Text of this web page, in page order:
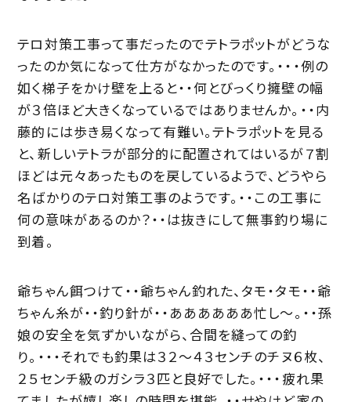
テロ対策工事って事だったのでテトラポットがどうな
ったのか気になって仕方がなかったのです。・・・例の
如く梯子をかけ壁を上ると・・何とびっくり擁壁の幅
が３倍ほど大きくなっているではありませんか。・・内
藤的には歩き易くなって有難い。テトラポットを見る
と、新しいテトラが部分的に配置されてはいるが７割
ほどは元々あったものを戻しているようで、どうやら
名ばかりのテロ対策工事のようです。・・この工事に
何の意味があるのか？・・は抜きにして無事釣り場に
到着。
爺ちゃん餌つけて・・爺ちゃん釣れた、タモ・タモ・・爺
ちゃん糸が・・釣り針が・・ああああああ忙し～。・・孫
娘の安全を気ずかいながら、合間を縫っての釣
り。・・・それでも釣果は３２～４３センチのチヌ６枚、
２５センチ級のガシラ３匹と良好でした。・・・疲れ果